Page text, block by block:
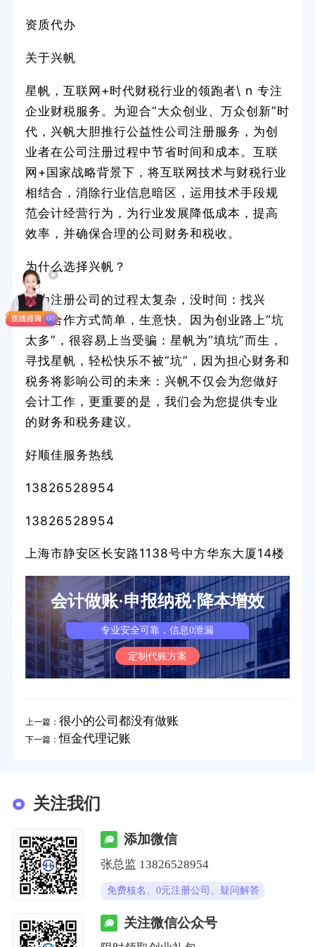
资质代办
关于兴帆
星帆，互联网+时代财税行业的领跑者\ n 专注
企业财税服务。为迎合“大众创业、万众创新”时
代，兴帆大胆推行公益性公司注册服务，为创
业者在公司注册过程中节省时间和成本。互联
网+国家战略背景下，将互联网技术与财税行业
相结合，消除行业信息暗区，运用技术手段规
范会计经营行为，为行业发展降低成本，提高
效率，并确保合理的公司财务和税收。
为什么选择兴帆？
因为注册公司的过程太复杂，没时间：找兴
帆，合作方式简单，生意快。因为创业路上“坑
太多”，很容易上当受骗：星帆为“填坑”而生，
寻找星帆，轻松快乐不被“坑”，因为担心财务和
税务将影响公司的未来：兴帆不仅会为您做好
会计工作，更重要的是，我们会为您提供专业
的财务和税务建议。
好顺佳服务热线
13826528954
13826528954
上海市静安区长安路1138号中方华东大厦14楼
会计做账·申报纳税·降本增效
专业安全可靠，信息0泄漏
定制代账方案
上一篇： 很小的公司都没有做账
下一篇：恒金代理记账
关注我们
添加微信
张总监 13826528954
免费核名、0元注册公司、疑问解答
关注微信公众号